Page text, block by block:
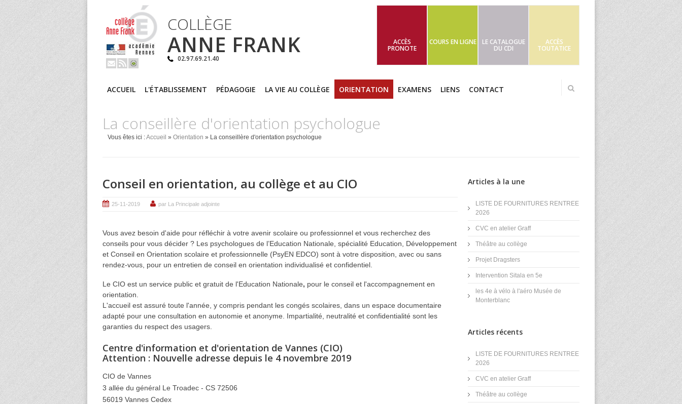
COLLÈGE
ANNE FRANK
02.97.69.21.40
ACCÈS
PRONOTE
COURS EN LIGNE LE CATALOGUE
DU CDI
ACCÈS
TOUTATICE
ACCUEIL L'ÉTABLISSEMENT PÉDAGOGIE LA VIE AU COLLÈGE ORIENTATION EXAMENS LIENS CONTACT
La conseillère d'orientation psychologue
Vous êtes ici :Accueil » Orientation » La conseillère d'orientation psychologue
Conseil en orientation, au collège et au CIO
25-11-2019 par La Principale adjointe
Vous avez besoin d'aide pour réfléchir à votre avenir scolaire ou professionnel et vous recherchez des
conseils pour vous décider ? Les psychologues de l’Education Nationale, spécialité Education, Développement
et Conseil en Orientation scolaire et professionnelle (PsyEN EDCO) sont à votre disposition, avec ou sans
rendez-vous, pour un entretien de conseil en orientation individualisé et confidentiel.
Le CIO est un service public et gratuit de l'Education Nationale, pour le conseil et l'accompagnement en
orientation.
L'accueil est assuré toute l'année, y compris pendant les congés scolaires, dans un espace documentaire
adapté pour une consultation en autonomie et anonyme. Impartialité, neutralité et confidentialité sont les
garanties du respect des usagers.
Centre d'information et d'orientation de Vannes (CIO)
Attention : Nouvelle adresse depuis le 4 novembre 2019
CIO de Vannes
3 allée du général Le Troadec - CS 72506
56019 Vannes Cedex
Articles à la une
LISTE DE FOURNITURES RENTREE
2026
CVC en atelier Graff
Théâtre au collège
Projet Dragsters
Intervention Sitala en 5e
les 4e à vélo à l'aéro Musée de
Monterblanc
Articles récents
LISTE DE FOURNITURES RENTREE
2026
CVC en atelier Graff
Théâtre au collège